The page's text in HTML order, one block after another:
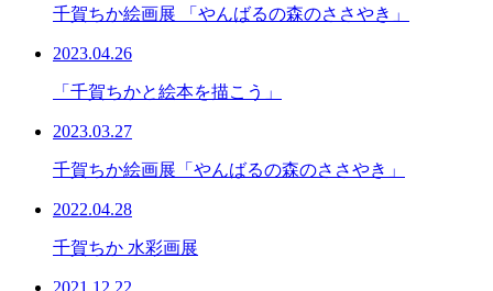
千賀ちか絵画展 「やんばるの森のささやき」
2023.04.26
「千賀ちかと絵本を描こう」
2023.03.27
千賀ちか絵画展「やんばるの森のささやき」
2022.04.28
千賀ちか 水彩画展
2021.12.22